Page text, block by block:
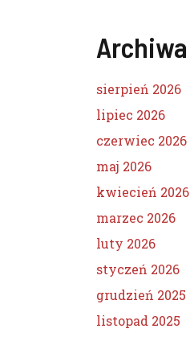
Archiwa
sierpień 2026
lipiec 2026
czerwiec 2026
maj 2026
kwiecień 2026
marzec 2026
luty 2026
styczeń 2026
grudzień 2025
listopad 2025